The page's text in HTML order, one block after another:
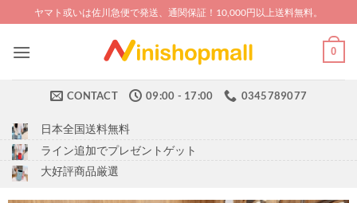
to
content
ヤマト或いは佐川急便で発送、通関保証！10,000円以上送料無料。
0
CONTACT 09:00 - 17:00 0345789077
日本全国送料無料
ライン追加でプレゼントゲット
大好評商品厳選